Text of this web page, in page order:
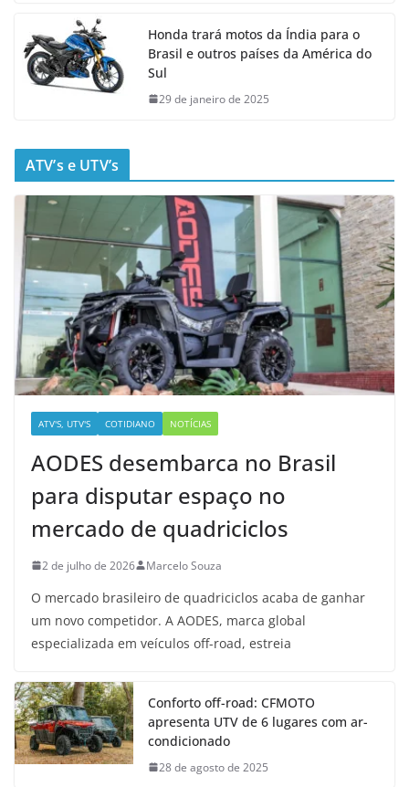
Honda trará motos da Índia para o
Brasil e outros países da América do
Sul
29 de janeiro de 2025
ATV’s e UTV’s
ATV'S, UTV'S COTIDIANO NOTÍCIAS
AODES desembarca no Brasil
para disputar espaço no
mercado de quadriciclos
2 de julho de 2026 Marcelo Souza
O mercado brasileiro de quadriciclos acaba de ganhar
um novo competidor. A AODES, marca global
especializada em veículos off-road, estreia
Conforto off-road: CFMOTO
apresenta UTV de 6 lugares com ar-
condicionado
28 de agosto de 2025